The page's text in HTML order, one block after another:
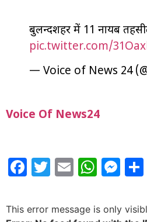
बुलन्दशहर में 11 नायब
pic.twitter.com/
— Voice of News 24
Voice Of News24
Facebook
Twitter
Email
This error message is only